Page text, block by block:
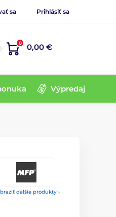
sa Prihlásiť sa
0 0,00 €
Výpredaj
ďalšie produkty ›